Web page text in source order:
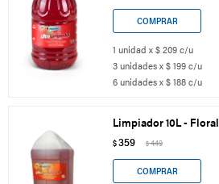
1 unidad x $ 209 c/u
3 unidades x $ 199 c/u
6 unidades x $ 188 c/u
Limpiador 10L - Floral
$359 $449